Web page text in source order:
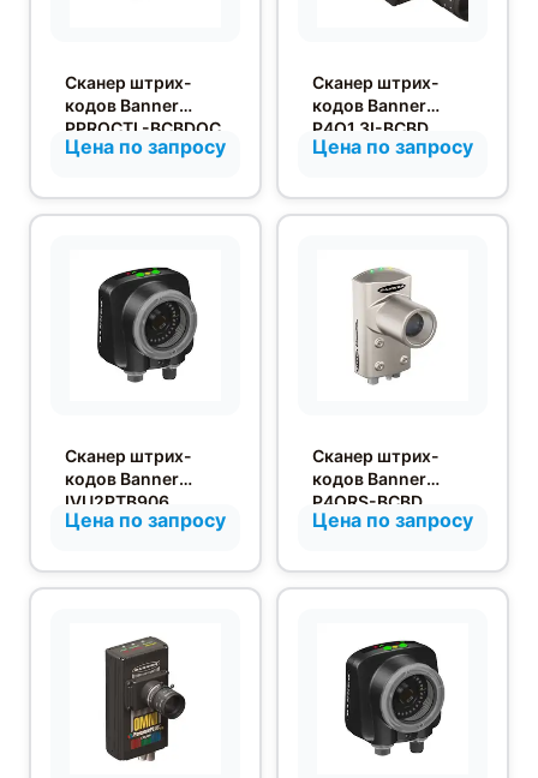
Сканер штрих-
кодов Banner
PPROCTL-BCBDOC
Цена по запросу
Сканер штрих-
кодов Banner
P4O1.3I-BCBD
Цена по запросу
Сканер штрих-
кодов Banner
IVU2PTB906
Цена по запросу
Сканер штрих-
кодов Banner
P4ORS-BCBD
Цена по запросу